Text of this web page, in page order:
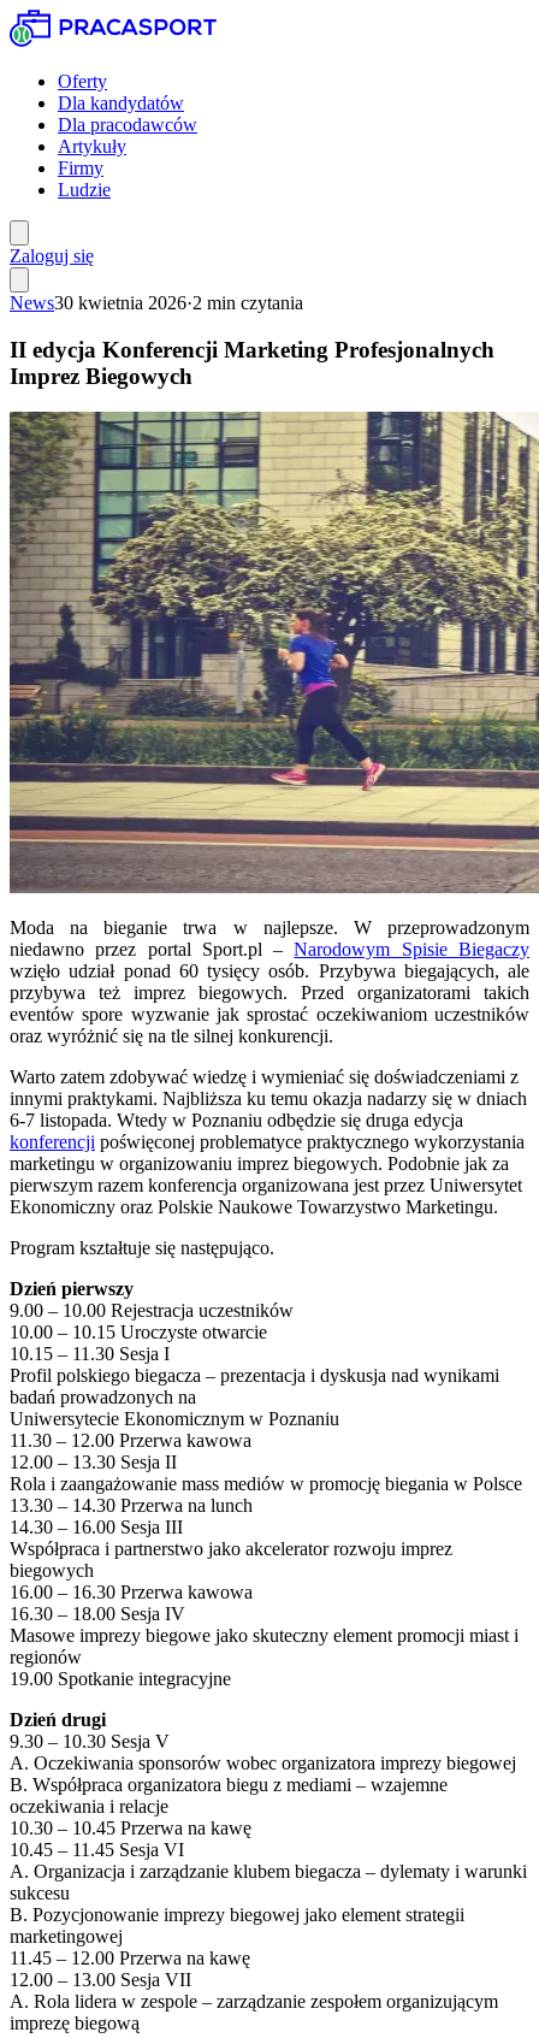
Oferty
Dla kandydatów
Dla pracodawców
Artykuły
Firmy
Ludzie
Zaloguj się
News30 kwietnia 2026·2 min czytania
II edycja Konferencji Marketing Profesjonalnych
Imprez Biegowych
Moda na bieganie trwa w najlepsze. W przeprowadzonym
niedawno przez portal Sport.pl –Narodowym Spisie Biegaczy
wzięło udział ponad 60 tysięcy osób. Przybywa biegających, ale
przybywa też imprez biegowych. Przed organizatorami takich
eventów spore wyzwanie jak sprostać oczekiwaniom uczestników
oraz wyróżnić się na tle silnej konkurencji.
Warto zatem zdobywać wiedzę i wymieniać się doświadczeniami z
innymi praktykami. Najbliższa ku temu okazja nadarzy się w dniach
6-7 listopada. Wtedy w Poznaniu odbędzie się druga edycja
konferencji poświęconej problematyce praktycznego wykorzystania
marketingu w organizowaniu imprez biegowych. Podobnie jak za
pierwszym razem konferencja organizowana jest przez Uniwersytet
Ekonomiczny oraz Polskie Naukowe Towarzystwo Marketingu.
Program kształtuje się następująco.
Dzień pierwszy
9.00 – 10.00 Rejestracja uczestników
10.00 – 10.15 Uroczyste otwarcie
10.15 – 11.30 Sesja I
Profil polskiego biegacza – prezentacja i dyskusja nad wynikami
badań prowadzonych na
Uniwersytecie Ekonomicznym w Poznaniu
11.30 – 12.00 Przerwa kawowa
12.00 – 13.30 Sesja II
Rola i zaangażowanie mass mediów w promocję biegania w Polsce
13.30 – 14.30 Przerwa na lunch
14.30 – 16.00 Sesja III
Współpraca i partnerstwo jako akcelerator rozwoju imprez
biegowych
16.00 – 16.30 Przerwa kawowa
16.30 – 18.00 Sesja IV
Masowe imprezy biegowe jako skuteczny element promocji miast i
regionów
19.00 Spotkanie integracyjne
Dzień drugi
9.30 – 10.30 Sesja V
A. Oczekiwania sponsorów wobec organizatora imprezy biegowej
B. Współpraca organizatora biegu z mediami – wzajemne
oczekiwania i relacje
10.30 – 10.45 Przerwa na kawę
10.45 – 11.45 Sesja VI
A. Organizacja i zarządzanie klubem biegacza – dylematy i warunki
sukcesu
B. Pozycjonowanie imprezy biegowej jako element strategii
marketingowej
11.45 – 12.00 Przerwa na kawę
12.00 – 13.00 Sesja VII
A. Rola lidera w zespole – zarządzanie zespołem organizującym
imprezę biegową